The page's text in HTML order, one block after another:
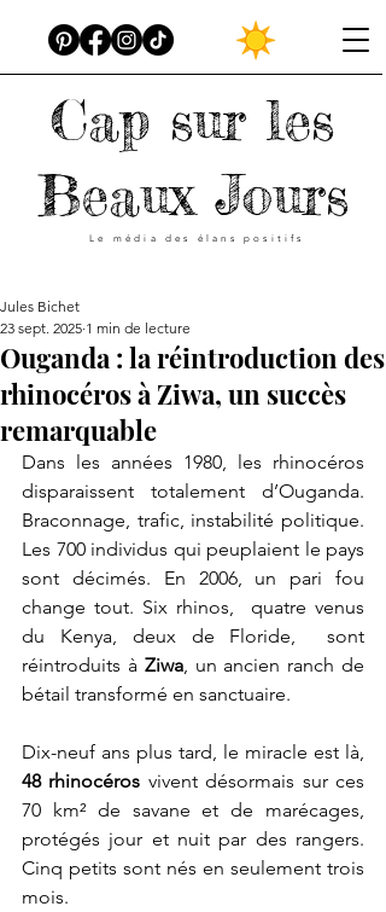
Cap sur les
Beaux Jours
Le média des élans positifs
Ouganda : la réintroduction des
rhinocéros à Ziwa, un succès
remarquable
Jules Bichet
23 sept. 2025 1 min de lecture
Dans les années 1980, les rhinocéros
disparaissent totalement d’Ouganda.
Braconnage, trafic, instabilité politique.
Les 700 individus qui peuplaient le pays
sont décimés. En 2006, un pari fou
change tout. Six rhinos,  quatre venus
du Kenya, deux de Floride,  sont
réintroduits à Ziwa, un ancien ranch de
bétail transformé en sanctuaire.
48 rhinocéros vivent désormais sur ces
70 km² de savane et de marécages,
protégés jour et nuit par des rangers.
Cinq petits sont nés en seulement trois
mois.